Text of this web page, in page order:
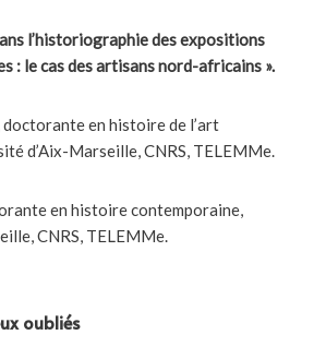
l’historiographie des expositions
: le cas des artisans nord-africains ».
en histoire de l’art
d’Aix-Marseille, CNRS, TELEMMe.
en histoire contemporaine,
CNRS, TELEMMe.
oubliés